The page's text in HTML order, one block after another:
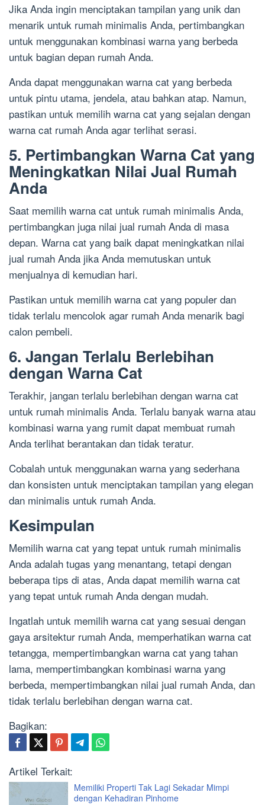
Jika Anda ingin menciptakan tampilan yang unik dan
menarik untuk rumah minimalis Anda, pertimbangkan
untuk menggunakan kombinasi warna yang berbeda
untuk bagian depan rumah Anda.
Anda dapat menggunakan warna cat yang berbeda
untuk pintu utama, jendela, atau bahkan atap. Namun,
pastikan untuk memilih warna cat yang sejalan dengan
warna cat rumah Anda agar terlihat serasi.
5. Pertimbangkan Warna Cat yang
Meningkatkan Nilai Jual Rumah
Anda
Saat memilih warna cat untuk rumah minimalis Anda,
pertimbangkan juga nilai jual rumah Anda di masa
depan. Warna cat yang baik dapat meningkatkan nilai
jual rumah Anda jika Anda memutuskan untuk
menjualnya di kemudian hari.
Pastikan untuk memilih warna cat yang populer dan
tidak terlalu mencolok agar rumah Anda menarik bagi
calon pembeli.
6. Jangan Terlalu Berlebihan
dengan Warna Cat
Terakhir, jangan terlalu berlebihan dengan warna cat
untuk rumah minimalis Anda. Terlalu banyak warna atau
kombinasi warna yang rumit dapat membuat rumah
Anda terlihat berantakan dan tidak teratur.
Cobalah untuk menggunakan warna yang sederhana
dan konsisten untuk menciptakan tampilan yang elegan
dan minimalis untuk rumah Anda.
Kesimpulan
Memilih warna cat yang tepat untuk rumah minimalis
Anda adalah tugas yang menantang, tetapi dengan
beberapa tips di atas, Anda dapat memilih warna cat
yang tepat untuk rumah Anda dengan mudah.
Ingatlah untuk memilih warna cat yang sesuai dengan
gaya arsitektur rumah Anda, memperhatikan warna cat
tetangga, mempertimbangkan warna cat yang tahan
lama, mempertimbangkan kombinasi warna yang
berbeda, mempertimbangkan nilai jual rumah Anda, dan
tidak terlalu berlebihan dengan warna cat.
Bagikan:
Artikel Terkait:
Memiliki Properti Tak Lagi Sekadar Mimpi
dengan Kehadiran Pinhome